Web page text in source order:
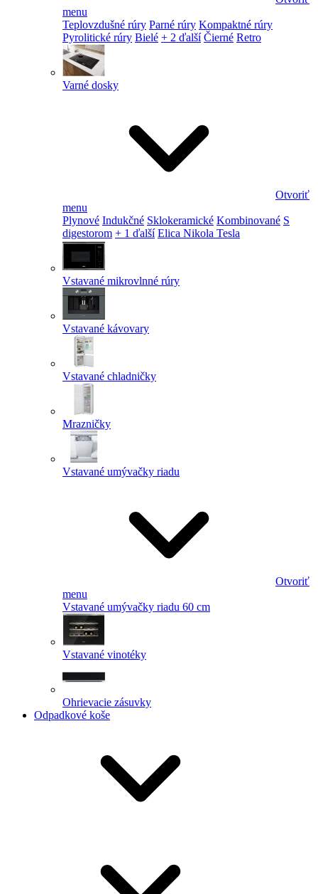
menu
Teplovzdušné rúry Parné rúry Kompaktné rúry
Pyrolitické rúry Bielé + 2 ďalší Čierné Retro
Varné dosky
Otvoriť
menu
Plynové Indukčné Sklokeramické Kombinované S
digestorom + 1 ďalší Elica Nikola Tesla
Vstavané mikrovlnné rúry
Vstavané kávovary
Vstavané chladničky
Mrazničky
Vstavané umývačky riadu
Otvoriť
menu
Vstavané umývačky riadu 60 cm
Vstavané vinotéky
Ohrievacie zásuvky
Odpadkové koše